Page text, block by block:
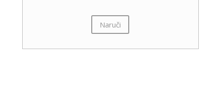
Naruči